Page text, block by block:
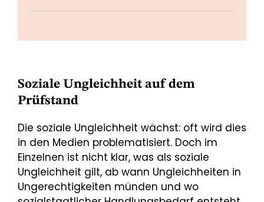
Soziale Ungleichheit auf dem
Prüfstand
Die soziale Ungleichheit wächst: oft wird dies
in den Medien problematisiert. Doch im
Einzelnen ist nicht klar, was als soziale
Ungleichheit gilt, ab wann Ungleichheiten in
Ungerechtigkeiten münden und wo